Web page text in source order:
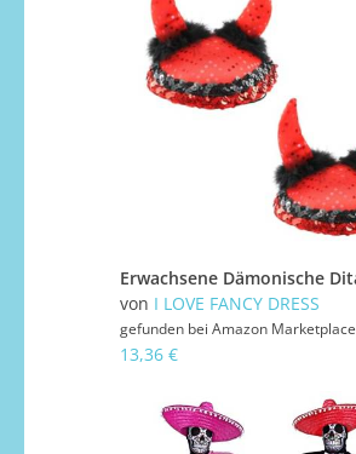
von I LOVE FANCY DRESS
gefunden bei Amazon Marketplace
13,36 €